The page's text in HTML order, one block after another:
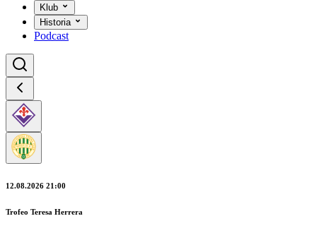
Klub
Historia
Podcast
12.08.2026 21:00
Trofeo Teresa Herrera